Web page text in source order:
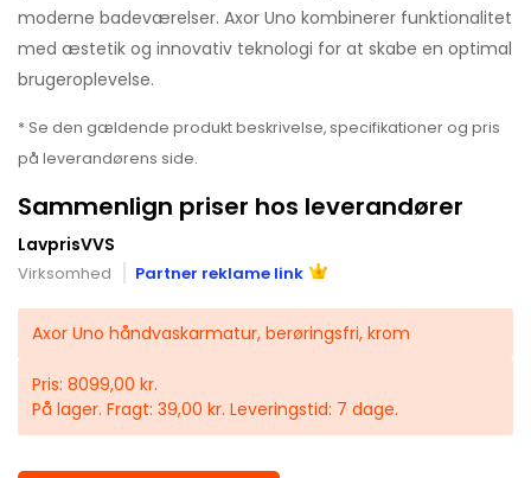
moderne badeværelser. Axor Uno kombinerer funktionalitet
med æstetik og innovativ teknologi for at skabe en optimal
brugeroplevelse.
* Se den gældende produkt beskrivelse, specifikationer og pris
på leverandørens side.
Sammenlign priser hos leverandører
LavprisVVS
Virksomhed Partner reklame link
Axor Uno håndvaskarmatur, berøringsfri, krom
Pris: 8099,00 kr.
På lager. Fragt: 39,00 kr. Leveringstid: 7 dage.